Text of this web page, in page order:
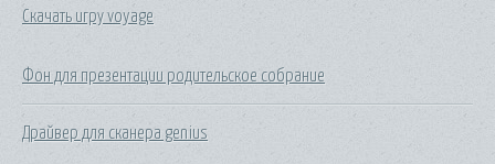
Скачать игру voyage
Фон для презентации родительское собрание
Драйвер для сканера genius